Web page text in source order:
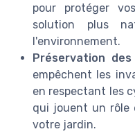
pour protéger
solution plus
l'environnement.
Préservation
empêchent les
en respectant les
qui jouent un rôle
votre jardin.